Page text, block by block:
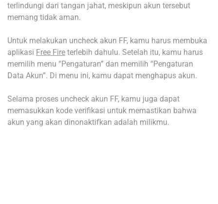
terlindungi dari tangan jahat, meskipun akun tersebut
memang tidak aman.
Untuk melakukan uncheck akun FF, kamu harus membuka
aplikasi Free Fire terlebih dahulu. Setelah itu, kamu harus
memilih menu “Pengaturan” dan memilih “Pengaturan
Data Akun”. Di menu ini, kamu dapat menghapus akun.
Selama proses uncheck akun FF, kamu juga dapat
memasukkan kode verifikasi untuk memastikan bahwa
akun yang akan dinonaktifkan adalah milikmu.